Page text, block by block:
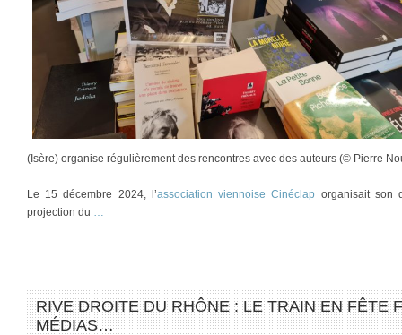
(Isère) organise régulièrement des rencontres avec des auteurs (© Pierre
Le 15 décembre 2024, l’association viennoise Cinéclap organisait son
projection du
RIVE DROITE DU RHÔNE : LE TRAIN EN FÊTE
MÉDIAS…